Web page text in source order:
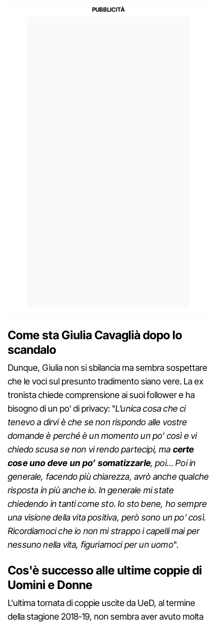
Come sta Giulia Cavaglià dopo lo
scandalo
Dunque, Giulia non si sbilancia ma sembra sospettare
che le voci sul presunto tradimento siano vere. La ex
tronista chiede comprensione ai suoi follower e ha
bisogno di un po' di privacy: "L’unica cosa che ci
tenevo a dirvi è che se non rispondo alle vostre
domande è perché è un momento un po’ così e vi
chiedo scusa se non vi rendo partecipi, ma certe
cose uno deve un po’ somatizzarle, poi… Poi in
generale, facendo più chiarezza, avrò anche qualche
risposta in più anche io. In generale mi state
chiedendo in tanti come sto. Io sto bene, ho sempre
una visione della vita positiva, però sono un po’ così.
Ricordiamoci che io non mi strappo i capelli mai per
nessuno nella vita, figuriamoci per un uomo".
Cos'è successo alle ultime coppie di
Uomini e Donne
L'ultima tornata di coppie uscite da UeD, al termine
della stagione 2018-19, non sembra aver avuto molta